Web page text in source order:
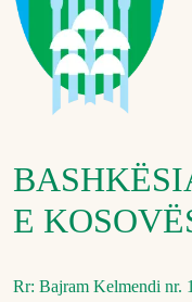
E
Rr: Bajram Kelmendi nr.